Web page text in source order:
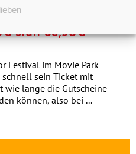
Horror Festival
statt 58,90€
Festival im Movie Park
sein Ticket mit
wie lange die Gutscheine
können, also bei ...